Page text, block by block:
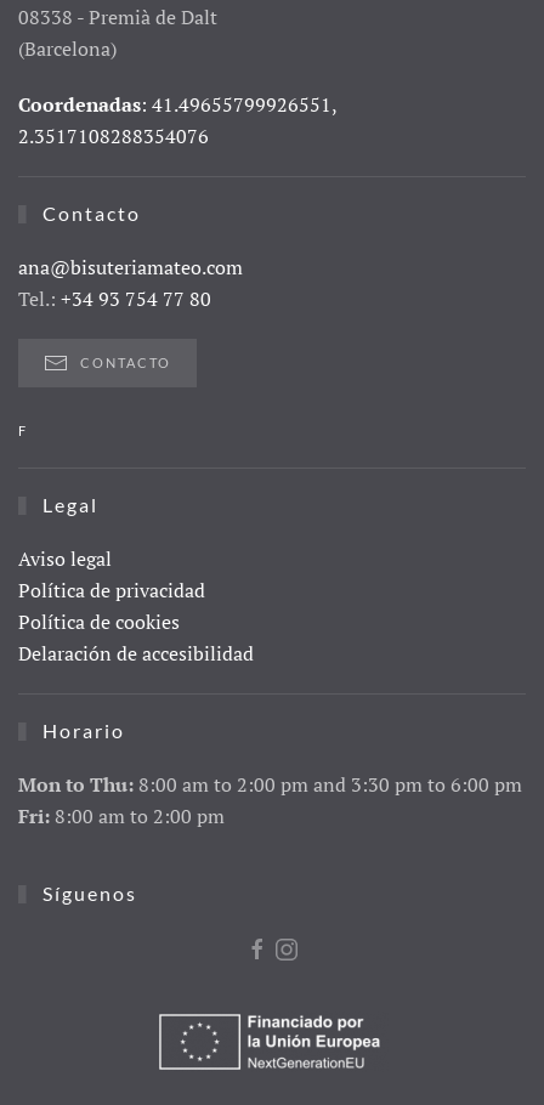
08338 - Premià de Dalt
(Barcelona)
Coordenadas: 41.49655799926551,
2.3517108288354076
Contacto
ana@bisuteriamateo.com
Tel.: +34 93 754 77 80
CONTACTO
F
Legal
Aviso legal
Política de privacidad
Política de cookies
Delaración de accesibilidad
Horario
Mon to Thu: 8:00 am to 2:00 pm and 3:30 pm to 6:00 pm
Fri: 8:00 am to 2:00 pm
Síguenos